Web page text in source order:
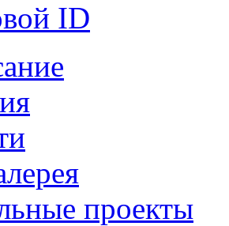
ID
проекты